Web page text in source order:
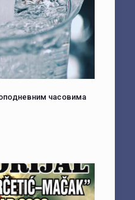
часовима